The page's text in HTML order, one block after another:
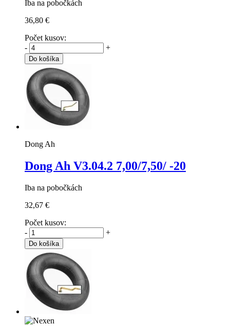
Iba na pobočkách
36,80 €
Počet kusov:
-
+
Do košíka
Dong Ah
Dong Ah V3.04.2 7,00/7,50/ -20
Iba na pobočkách
32,67 €
Počet kusov:
-
+
Do košíka